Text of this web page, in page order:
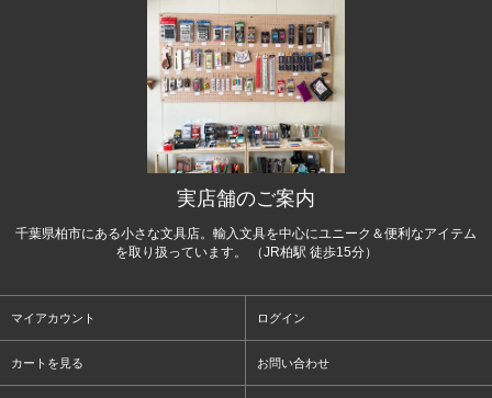
実店舗のご案内
千葉県柏市にある小さな文具店。輸入文具を中心にユニーク＆便利なアイテム
を取り扱っています。 （JR柏駅 徒歩15分）
マイアカウント ログイン
カートを見る お問い合わせ